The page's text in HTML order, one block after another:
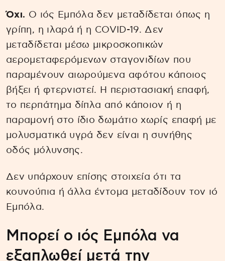
Όχι. Ο ιός Εμπόλα δεν μεταδίδεται όπως η
γρίπη, η ιλαρά ή η COVID-19. Δεν
μεταδίδεται μέσω μικροσκοπικών
αερομεταφερόμενων σταγονιδίων που
παραμένουν αιωρούμενα αφότου κάποιος
βήξει ή φτερνιστεί. Η περιστασιακή επαφή,
το περπάτημα δίπλα από κάποιον ή η
παραμονή στο ίδιο δωμάτιο χωρίς επαφή με
μολυσματικά υγρά δεν είναι η συνήθης
οδός μόλυνσης.
Δεν υπάρχουν επίσης στοιχεία ότι τα
κουνούπια ή άλλα έντομα μεταδίδουν τον ιό
Εμπόλα.
Μπορεί ο ιός Εμπόλα να
εξαπλωθεί μετά την